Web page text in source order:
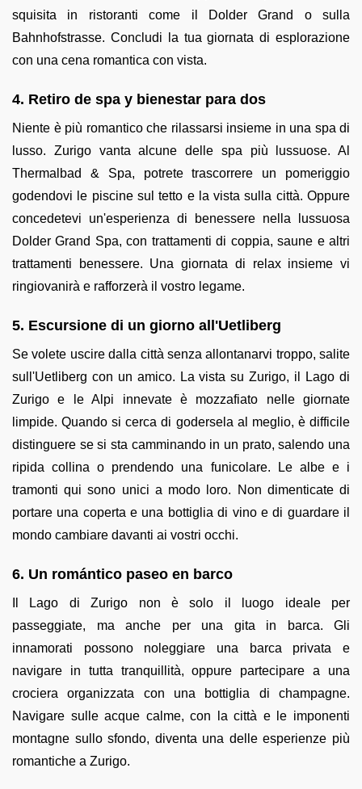
squisita in ristoranti come il Dolder Grand o sulla
Bahnhofstrasse. Concludi la tua giornata di esplorazione
con una cena romantica con vista.
4. Retiro de spa y bienestar para dos
Niente è più romantico che rilassarsi insieme in una spa di
lusso. Zurigo vanta alcune delle spa più lussuose. Al
Thermalbad & Spa, potrete trascorrere un pomeriggio
godendovi le piscine sul tetto e la vista sulla città. Oppure
concedetevi un'esperienza di benessere nella lussuosa
Dolder Grand Spa, con trattamenti di coppia, saune e altri
trattamenti benessere. Una giornata di relax insieme vi
ringiovanirà e rafforzerà il vostro legame.
5. Escursione di un giorno all'Uetliberg
Se volete uscire dalla città senza allontanarvi troppo, salite
sull'Uetliberg con un amico. La vista su Zurigo, il Lago di
Zurigo e le Alpi innevate è mozzafiato nelle giornate
limpide. Quando si cerca di godersela al meglio, è difficile
distinguere se si sta camminando in un prato, salendo una
ripida collina o prendendo una funicolare. Le albe e i
tramonti qui sono unici a modo loro. Non dimenticate di
portare una coperta e una bottiglia di vino e di guardare il
mondo cambiare davanti ai vostri occhi.
6. Un romántico paseo en barco
Il Lago di Zurigo non è solo il luogo ideale per
passeggiate, ma anche per una gita in barca. Gli
innamorati possono noleggiare una barca privata e
navigare in tutta tranquillità, oppure partecipare a una
crociera organizzata con una bottiglia di champagne.
Navigare sulle acque calme, con la città e le imponenti
montagne sullo sfondo, diventa una delle esperienze più
romantiche a Zurigo.